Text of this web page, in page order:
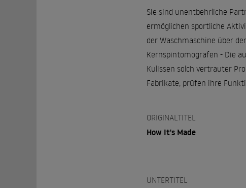
Sie sind unentbehrliche
ermöglichen sportliche
der Waschmaschine über
Kernspintomografen - Die
Kulissen solch vertrauter
Fabrikate, prüfen ihre
ORIGINALTITEL
How It's Made
UNTERTITEL